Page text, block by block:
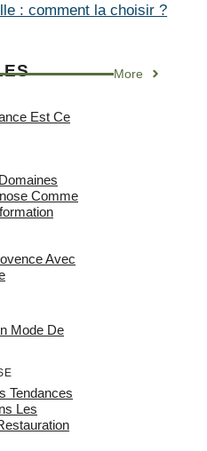
: comment la choisir ?
More
Est Ce
Comme
Avec
Mode De
Tendances
Les